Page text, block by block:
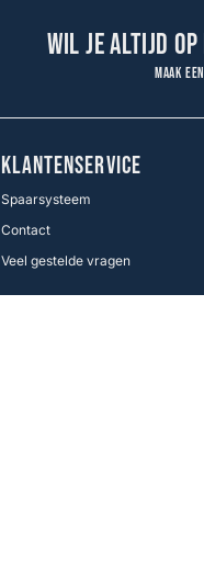
Wil je altijd op
Maak
KLANTENSERVICE
Spaarsysteem
Contact
Veel gestelde vragen